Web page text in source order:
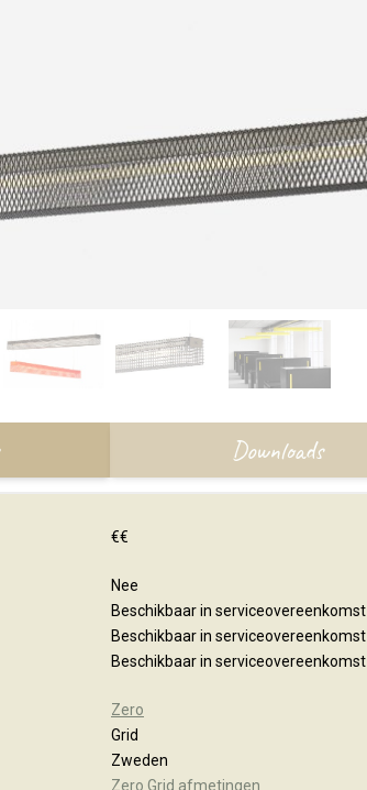
Downloads
€€
Nee
Beschikbaar in serviceovereenkomst
Beschikbaar in serviceovereenkomst
Beschikbaar in serviceovereenkomst
Zero
Grid
Zweden
Zero Grid afmetingen